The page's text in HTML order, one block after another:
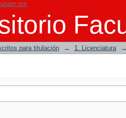
para titulación → 1. Licenciatura